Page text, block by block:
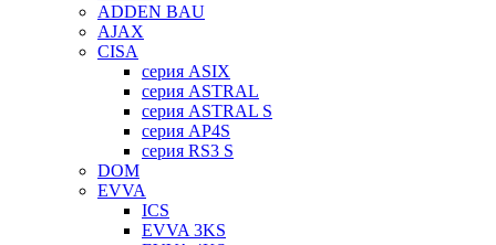
ADDEN BAU
AJAX
CISA
серия ASIX
серия ASTRAL
серия ASTRAL S
серия AP4S
серия RS3 S
DOM
EVVA
ICS
EVVA 3KS